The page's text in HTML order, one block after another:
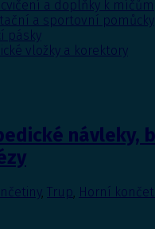
a doplňky k míčům
a sportovní pomůcky
pásky
vložky a korektory
návleky,
, Trup, Horní